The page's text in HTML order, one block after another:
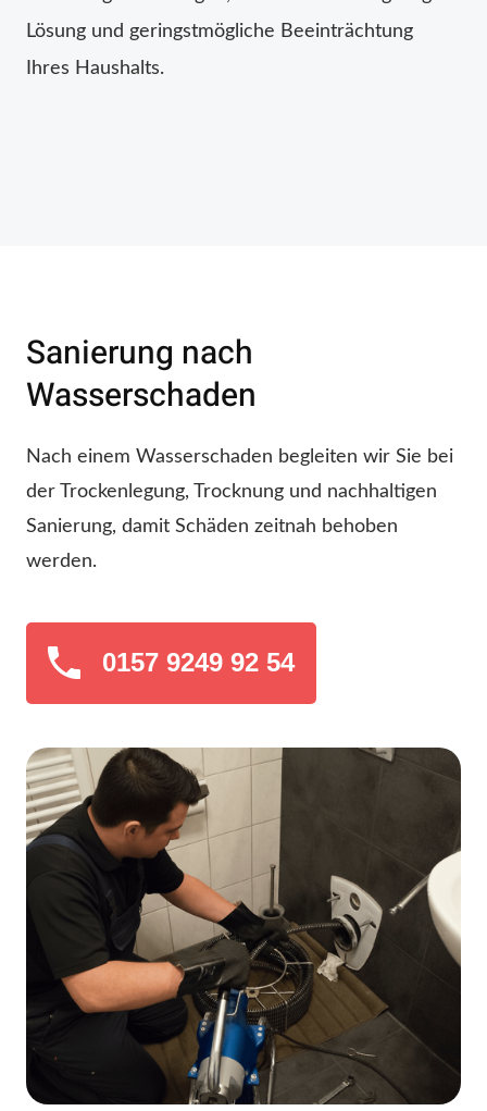
Lösung und geringstmögliche Beeinträchtung
Ihres Haushalts.
Sanierung nach
Wasserschaden
Nach einem Wasserschaden begleiten wir Sie bei
der Trockenlegung, Trocknung und nachhaltigen
Sanierung, damit Schäden zeitnah behoben
werden.
0157 9249 92 54